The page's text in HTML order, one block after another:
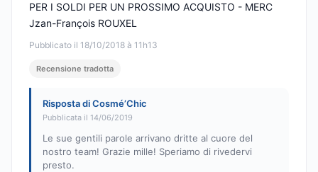
Pubblicato il 18/10/2018 à 11h13
PER I SOLDI PER UN PROSSIMO ACQUISTO - MERC
Jzan-François ROUXEL
Recensione tradotta
Risposta di Cosmé’Chic
Pubblicata il 14/06/2019
Le sue gentili parole arrivano dritte al cuore del
nostro team! Grazie mille! Speriamo di rivedervi
presto.